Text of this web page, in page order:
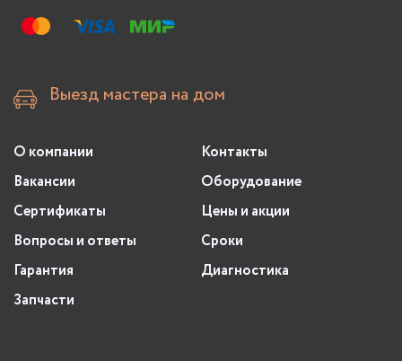
Выезд мастера на дом
О компании
Контакты
Вакансии
Оборудование
Сертификаты
Цены и акции
Вопросы и ответы
Сроки
Гарантия
Диагностика
Запчасти